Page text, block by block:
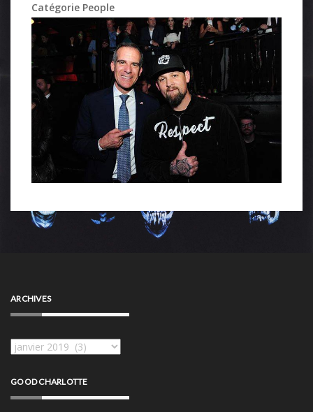
Catégorie People
ARCHIVES
Archives
GOOD CHARLOTTE